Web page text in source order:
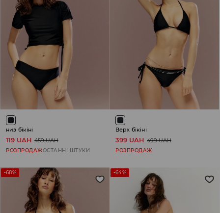
низ бікіні
119 UAH 459 UAH
РОЗПРОДАЖОСТАННІ ШТУКИ
Верх бікіні
399 UAH 499 UAH
РОЗПРОДАЖ
-68% -64%